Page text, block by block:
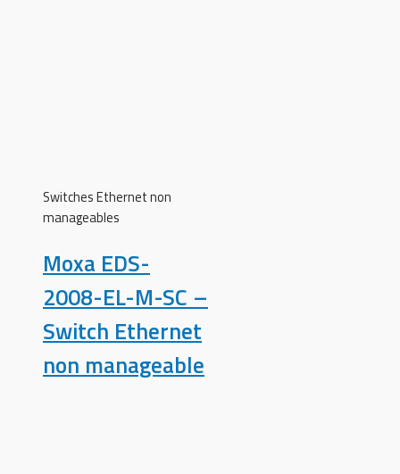
Switches Ethernet non
manageables
Moxa EDS-
2008-EL-M-SC –
Switch Ethernet
non manageable